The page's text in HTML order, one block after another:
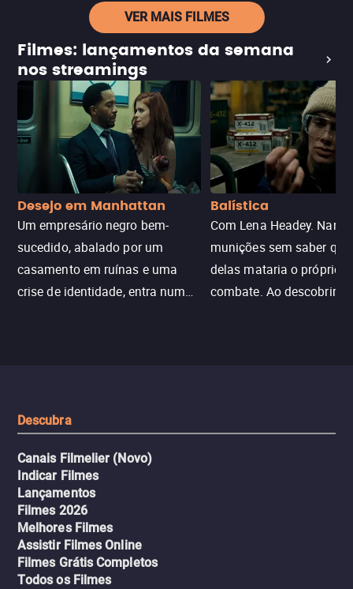
VER MAIS FILMES
Filmes: lançamentos da semana
nos streamings
Desejo em Manhattan
Um empresário negro bem-
sucedido, abalado por um
casamento em ruínas e uma
crise de identidade, entra num
Balística
Com Lena Headey.
munições sem saber
delas mataria o próprio
combate. Ao descobrir a
Descubra
Canais Filmelier (Novo)
Indicar Filmes
Lançamentos
Filmes 2026
Melhores Filmes
Assistir Filmes Online
Filmes Grátis Completos
Todos os Filmes